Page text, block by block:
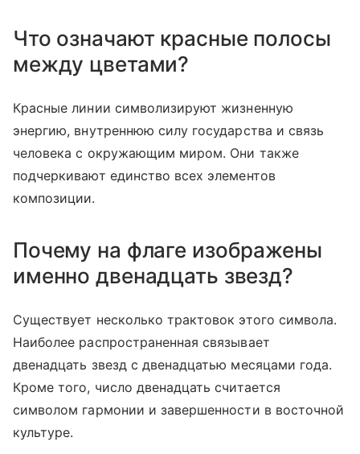
Что означают красные полосы
между цветами?
Красные линии символизируют жизненную
энергию, внутреннюю силу государства и связь
человека с окружающим миром. Они также
подчеркивают единство всех элементов
композиции.
Почему на флаге изображены
именно двенадцать звезд?
Существует несколько трактовок этого символа.
Наиболее распространенная связывает
двенадцать звезд с двенадцатью месяцами года.
Кроме того, число двенадцать считается
символом гармонии и завершенности в восточной
культуре.